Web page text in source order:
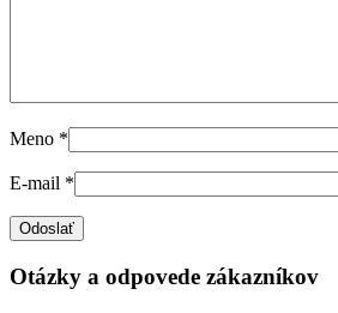
Meno *
E-mail *
Otázky a odpovede zákazníkov